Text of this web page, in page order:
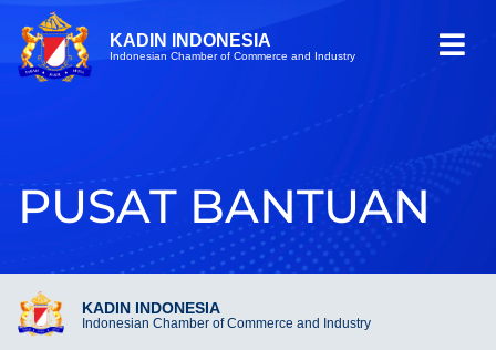
KADIN INDONESIA
Indonesian Chamber of Commerce and Industry
PUSAT BANTUAN
KADIN INDONESIA
Indonesian Chamber of Commerce and Industry